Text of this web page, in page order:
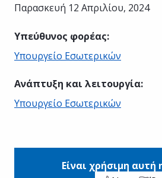
Παρασκευή 12 Απριλίου, 2024
Υπεύθυνος φορέας:
Υπουργείο Εσωτερικών
Ανάπτυξη και λειτουργία:
Υπουργείο Εσωτερικών
Είναι χρήσιμη αυτή